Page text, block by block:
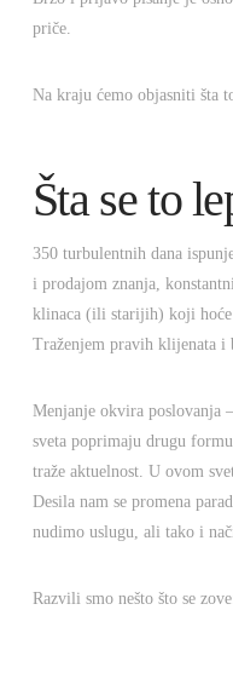
priče.
Na kraju ćemo objasniti šta
Šta se to
350 turbulentnih dana
i prodajom znanja,
klinaca (ili starijih) koji hoće
Traženjem pravih klijenata i
Menjanje okvira poslovanja
sveta poprimaju drugu
traže aktuelnost. U ovom
Desila nam se promena
nudimo uslugu, ali tako i
Razvili smo nešto što se